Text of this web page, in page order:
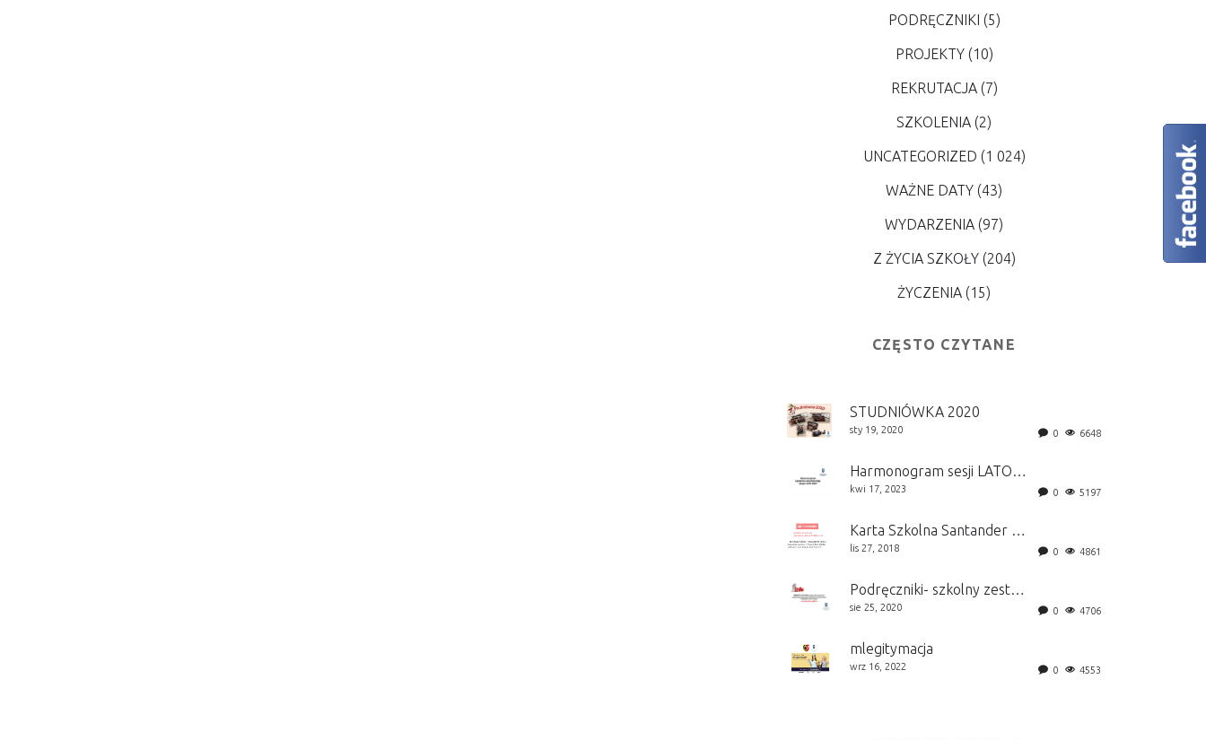
PODRĘCZNIKI (5)
PROJEKTY(10)
REKRUTACJA(7)
SZKOLENIA (2)
UNCATEGORIZED (1 024)
WAŻNE DATY (43)
WYDARZENIA (97)
Z ŻYCIA SZKOŁY(204)
ŻYCZENIA (15)
CZĘSTO CZYTANE
STUDNIÓWKA 2020
sty 19, 2020 0 6648
Harmonogram sesji LATO 2026
kwi 17, 2023 0 5197
Karta Szkolna Santander Bank Polska S.A.
lis 27, 2018 0 4861
Podręczniki- szkolny zestaw
sie 25, 2020 0 4706
mlegitymacja
wrz 16, 2022 0 4553